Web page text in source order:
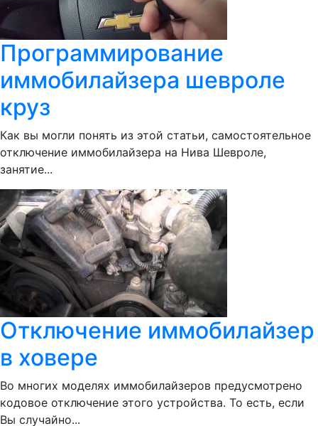
Программирование
иммобилайзера шевроле
круз
Как вы могли понять из этой статьи, самостоятельное
отключение иммобилайзера на Нива Шевроле,
занятие...
Отключение иммобилайзер
в ховере
Во многих моделях иммобилайзеров предусмотрено
кодовое отключение этого устройства. То есть, если
Вы случайно...